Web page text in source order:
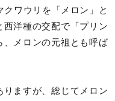
ワウリを「メロン」と
洋種の交配で「プリン
、メロンの元祖とも呼ば
ますが、総じてメロン